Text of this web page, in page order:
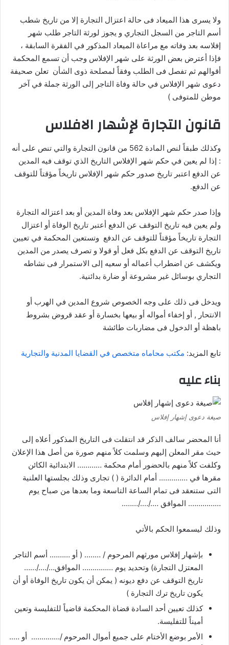
ولا يسرى هذا الميعاد فى حالة اعتزال التجارة إلا من تاريخ شطب
أسم التاجر من السجل التجاري و يجوز لورثة التاجر طلب شهر
إفلاسه بعد وفاته مع مراعاة الميعاد المذكور في الفقرة السابقة ،
فإذا أعترض بعض الورثة على شهر الإفلاس وجب أن تسمع المحكمة
أقوالهم ثم تفصل فى الطلب وفقاً لمصلحة ذوى الشأن تعلن صحيفة
دعوى شهر الإفلاس في حالة وفاة التاجر إلى الورثة جملة في آخر
موطن للمتوفى )
قانون التجارة لإشهار الافلاس
وكذلك طبقاً لنص المادة 562 من قانون التجارة والتي تنص على أنه
: إذا لم يعين في حكم شهر الإفلاس التاريخ الذي توقف فيه المدين
عن الدفع اعتبر تاريخ صدور حكم شهر الإفلاس تاريخاً مؤقتاً للتوقف
عن الدفع.
وإذا صدر حكم شهر الإفلاس بعد وفاة المدين أو بعد اعتزاله التجارة
ولم يعين فيه تاريخ التوقف عن الدفع أعتبر تاريخ الوفاة أو اعتزال
التجارة تاريخاً مؤقتاً للتوقف عن الدفع وتستعين المحكمة في تعيين
تاريخ التوقف عن الدفع بكل فعل أو قولا و تصرف يصدر من المدين
ويكشف عن اضطراب أعماله أو سعيه إلى الاستمرار فى نشاطه
التجاري بوسائل غير مشروعة أو ضارة بدائنية.
ويدخل فى ذلك على وجه الخصوص شروع المدين في الهرب أو
الانتحار , أو إخفاء أمواله أو بيعها بخسارة أو عقد قروض بشروط
باهظة أو الدخول فى مضاربات طائشة
تابع المزيد: مكتب محاماه متخصص في القضايا المدنية والتجارية
بناء عليه
صيغة دعوى إشهار إفلاس
أنا المحضر سالف الذكر قد انتقلت فى التاريخ المذكور أعلاه إلى
حيث مقر المعلن إليهم وسلمت كلاً منهم صورة من أصل هذا الإعلان
وكلفت كلاً منهم بالحضور أمام محكمة ………… الابتدائية الكائن
مقرها في ………….. أمام الدائرة ( ) تجارى وذلك بجلستها العلنية
التى ستنعقد فى تمام الساعة التاسعة وما بعدها من صباح يوم
……………. الموافق …./…./……..
وذلك ليسمعوا الحكم بالأتي
بإشهار إفلاس مورثهم المرحوم / …….. ( أو ………. أسم التاجر
المعتزل التجارة) وتحديد يوم …………… الموافق…/…./……
تاريخ التوقف عن دفع ديونه ( يمكن أن يكون تاريخ الوفاة أو أن
يكون تاريخ ترك التجارة )
كذلك تعيين أحد السادة قضاة المحكمة قاضياً للتفليسة وتعين
أميناً للتفليسة.
الأمر بوضع الأختام على جميع أموال المرحوم /………….. أو …..